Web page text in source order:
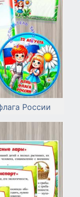
России